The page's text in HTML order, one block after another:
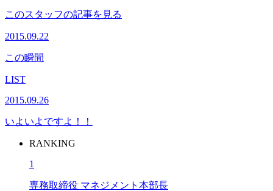
このスタッフの記事を見る
2015.09.22
この瞬間
LIST
2015.09.26
いよいよですよ！！
RANKING
1
専務取締役 マネジメント本部長